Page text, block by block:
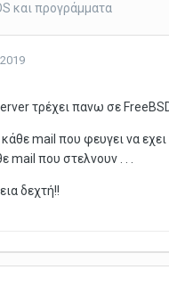
και προγράμματα
τρέχει πανω σε
mail που φευγει να εχει
mail που στελνουν . . .
δεχτή!!